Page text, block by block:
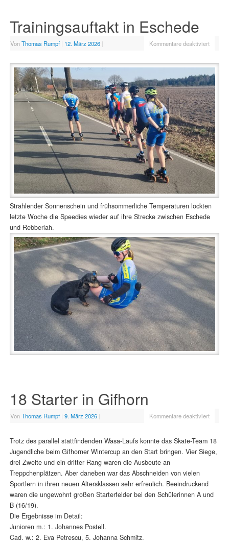
Trainingsauftakt in Eschede
VonThomas Rumpf | 12. März 2026 | Kommentare deaktiviert
Strahlender Sonnenschein und frühsommerliche Temperaturen lockten
letzte Woche die Speedies wieder auf ihre Strecke zwischen Eschede
und Rebberlah.
18 Starter in Gifhorn
VonThomas Rumpf | 9. März 2026 | Kommentare deaktiviert
Trotz des parallel stattfindenden Wasa-Laufs konnte das Skate-Team 18
Jugendliche beim Gifhorner Wintercup an den Start bringen. Vier Siege,
drei Zweite und ein dritter Rang waren die Ausbeute an
Treppchenplätzen. Aber daneben war das Abschneiden von vielen
Sportlern in ihren neuen Altersklassen sehr erfreulich. Beeindruckend
waren die ungewohnt großen Starterfelder bei den Schülerinnen A und
B (16/19).
Die Ergebnisse im Detail:
Junioren m.: 1. Johannes Postell.
Cad. w.: 2. Eva Petrescu, 5. Johanna Schmitz.